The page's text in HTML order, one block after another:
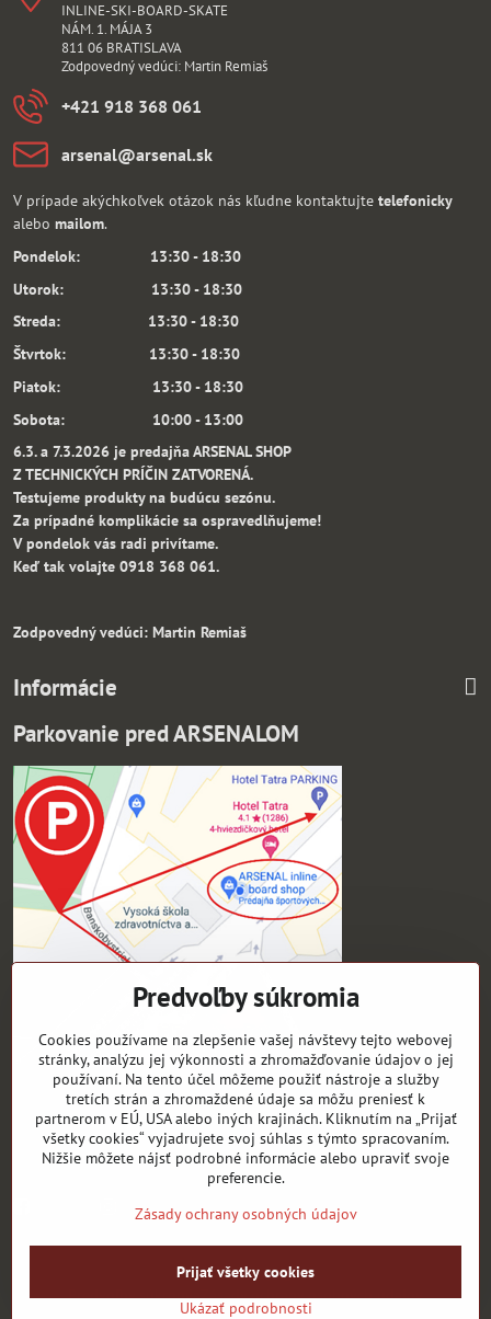
INLINE-SKI-BOARD-SKATE
NÁM. 1. MÁJA 3
811 06 BRATISLAVA
Zodpovedný vedúci: Martin Remiaš
+421 918 368 061
arsenal​@arsenal​.sk
V prípade akýchkoľvek otázok nás kľudne kontaktujte telefonicky
alebo mailom.
Pondelok: 13:30 - 18:30
Utorok: 13:30 - 18:30
Streda: 13:30 - 18:30
Štvrtok: 13:30 - 18:30
Piatok: 13:30 - 18:30
Sobota: 10:00 - 13:00
6.3. a 7.3.2026 je predajňa ARSENAL SHOP
Z TECHNICKÝCH PRÍČIN ZATVORENÁ.
Testujeme produkty na budúcu sezónu.
Za prípadné komplikácie sa ospravedlňujeme!
V pondelok vás radi privítame.
Keď tak volajte 0918 368 061.
Zodpovedný vedúci: Martin Remiaš
Informácie
Parkovanie pred ARSENALOM
Pre zákazníkov
Sledujte naše novinky ako prví:
instagram
©2026Copyright
Predvoľby súkromiaZásady ochrany osobných údajov
Predvoľby súkromia
Cookies používame na zlepšenie vašej návštevy tejto webovej
stránky, analýzu jej výkonnosti a zhromažďovanie údajov o jej
používaní. Na tento účel môžeme použiť nástroje a služby
tretích strán a zhromaždené údaje sa môžu preniesť k
partnerom v EÚ, USA alebo iných krajinách. Kliknutím na „Prijať
všetky cookies“ vyjadrujete svoj súhlas s týmto spracovaním.
Nižšie môžete nájsť podrobné informácie alebo upraviť svoje
preferencie.
Zásady ochrany osobných údajov
Ukázať podrobnosti
Prijať všetky cookies